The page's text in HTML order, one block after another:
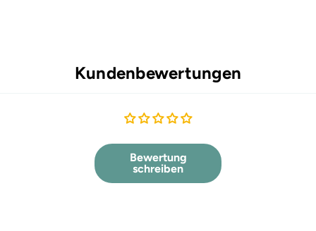
Kundenbewertungen
Bewertung
schreiben